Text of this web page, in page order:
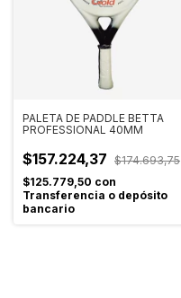
PALETA DE PADDLE BETTA
PROFESSIONAL 40MM
$157.224,37 $174.693,75
$125.779,50 con
Transferencia o depósito
bancario